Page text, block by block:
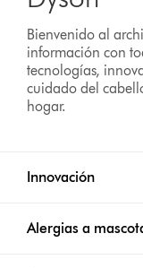
Bienvenido al
información con
tecnologías,
cuidado del
hogar.
Innovación
Alergias a